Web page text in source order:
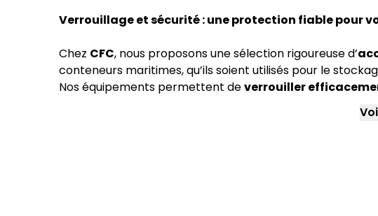
Verrouillage et sécurité : une protection fiable pour
Chez CFC, nous proposons une sélection rigoureuse d’
conteneurs maritimes, qu’ils soient utilisés pour le
Nos équipements permettent deverrouiller